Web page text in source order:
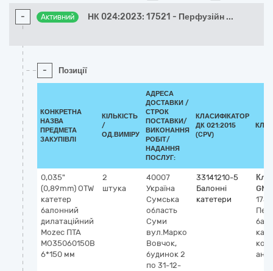
- Активний НК 024:2023: 17521 - Перфузійн ...
- Позиції
КОНКРЕТНА
НАЗВА
ПРЕДМЕТА
ЗАКУПІВЛІ
КІЛЬКІСТЬ
/
ОД.ВИМІРУ
АДРЕСА
ДОСТАВКИ /
СТРОК
ПОСТАВКИ/
ВИКОНАННЯ
РОБІТ/
НАДАННЯ
ПОСЛУГ:
КЛАСИФІКАТОР
ДК 021:2015
(CPV)
0,035"
(0,89mm) OTW
катетер
балонний
дилатаційний
Mozec ПТА
MO35060150B
6*150 мм
2
штука
40007
Україна
Сумська
область
Суми
вул.Марко
Вовчок,
будинок 2
по 31-12-
33141210-5
Балонні
катетери